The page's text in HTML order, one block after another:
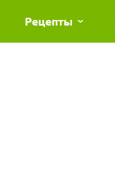
Рецепты